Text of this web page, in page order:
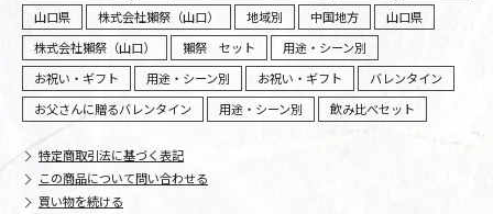
山口県
株式会社獺祭（山口） 地域別 中国地方
山口県
株式会社獺祭（山口）
獺祭 セット
用途・シーン別
お祝い・ギフト
用途・シーン別 お祝い・ギフト
バレンタイン
お父さんに贈るバレンタイン
用途・シーン別 飲み比べセット
特定商取引法に基づく表記
この商品について問い合わせる
買い物を続ける